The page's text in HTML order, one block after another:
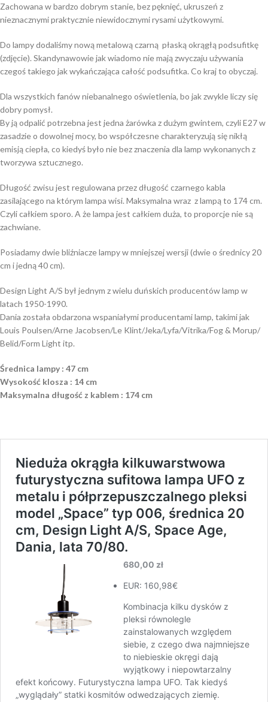
Zachowana w bardzo dobrym stanie, bez pęknięć, ukruszeń z
nieznacznymi praktycznie niewidocznymi rysami użytkowymi.
Do lampy dodaliśmy nową metalową czarną płaską okrągłą podsufitkę
(zdjęcie). Skandynawowie jak wiadomo nie mają zwyczaju używania
czegoś takiego jak wykańczająca całość podsufitka. Co kraj to obyczaj.
Dla wszystkich fanów niebanalnego oświetlenia, bo jak zwykle liczy się
dobry pomysł.
By ją odpalić potrzebna jest jedna żarówka z dużym gwintem, czyli E27 w
zasadzie o dowolnej mocy, bo współczesne charakteryzują się nikłą
emisją ciepła, co kiedyś było nie bez znaczenia dla lamp wykonanych z
tworzywa sztucznego.
Długość zwisu jest regulowana przez długość czarnego kabla
zasilającego na którym lampa wisi. Maksymalna wraz z lampą to 174 cm.
Czyli całkiem sporo. A że lampa jest całkiem duża, to proporcje nie są
zachwiane.
Posiadamy dwie bliźniacze lampy w mniejszej wersji (dwie o średnicy 20
cm i jedną 40 cm).
Design Light A/S był jednym z wielu duńskich producentów lamp w
latach 1950-1990.
Dania została obdarzona wspaniałymi producentami lamp, takimi jak
Louis Poulsen/Arne Jacobsen/Le Klint/Jeka/Lyfa/Vitrika/Fog & Morup/
Belid/Form Light itp.
Średnica lampy : 47 cm
Wysokość klosza : 14 cm
Maksymalna długość z kablem : 174 cm